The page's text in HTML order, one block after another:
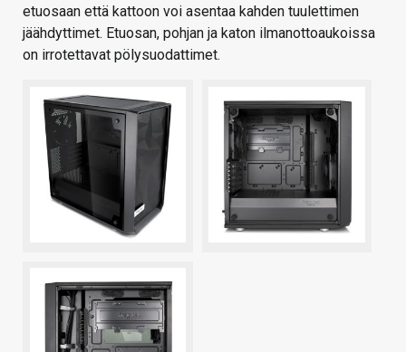
etuosaan että kattoon voi asentaa kahden tuulettimen
jäähdyttimet. Etuosan, pohjan ja katon ilmanottoaukoissa
on irrotettavat pölysuodattimet.